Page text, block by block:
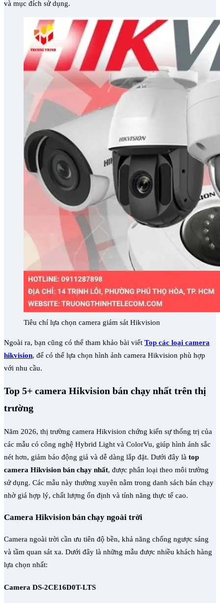
và mục đích sử dụng.
Tiêu chí lựa chọn camera giám sát Hikvision
Ngoài ra, bạn cũng có thể tham khảo bài viết Top các loại camera
hikvision, để có thể lựa chọn hình ảnh camera Hikvision phù hợp
với nhu cầu.
Top 5+ camera Hikvision bán chạy nhất trên thị
trường
Năm 2026, thị trường camera Hikvision chứng kiến sự thống trị của
các mẫu có công nghệ Hybrid Light và ColorVu, giúp hình ảnh sắc
nét hơn, giảm báo động giả và dễ dàng lắp đặt. Dưới đây là top
camera Hikvision bán chạy nhất, được phân loại theo môi trường
sử dụng. Các mẫu này thường xuyên nằm trong danh sách bán chạy
nhờ giá hợp lý, chất lượng ổn định và tính năng thực tế cao.
Camera Hikvision bán chạy ngoài trời
Camera ngoài trời cần ưu tiên độ bền, khả năng chống ngược sáng
và tầm quan sát xa. Dưới đây là những mẫu được nhiều khách hàng
lựa chọn nhất:
Camera DS-2CE16D0T-LTS